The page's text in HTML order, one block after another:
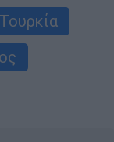
Τουρκία